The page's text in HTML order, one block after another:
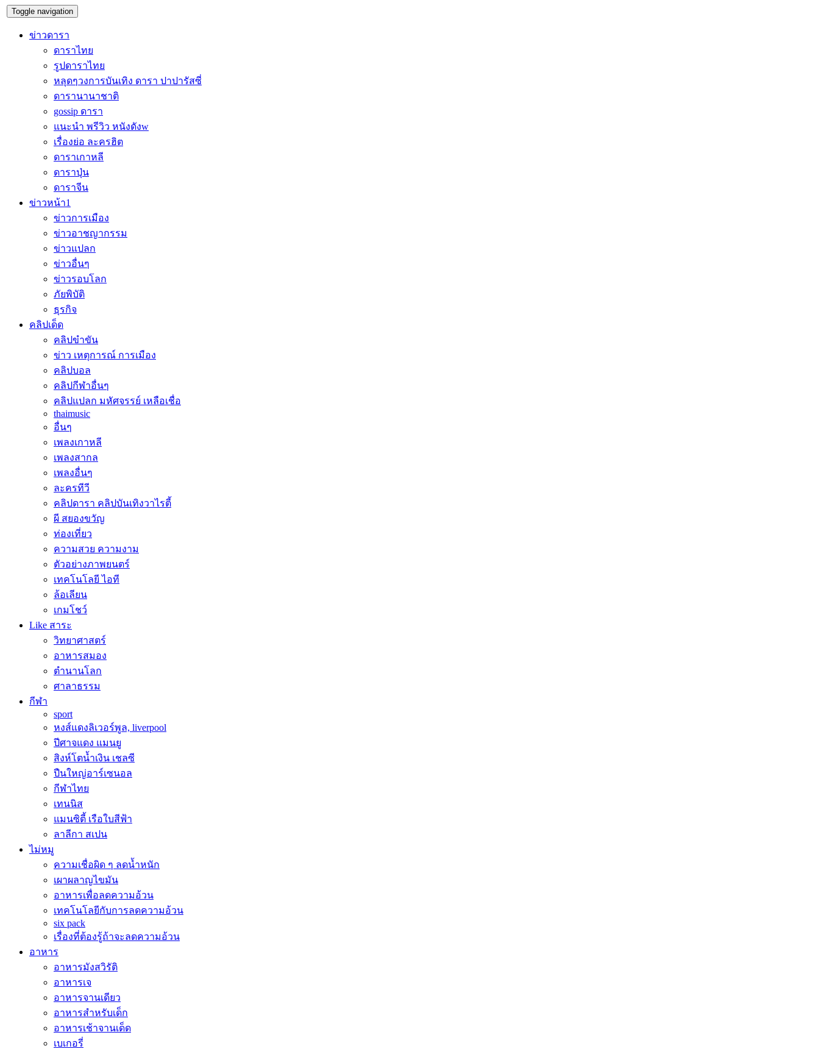
Toggle navigation
ข่าวดารา
ดาราไทย
รูปดาราไทย
หลุดๆวงการบันเทิง ดารา ปาปารัสซี่
ดารานานาชาติ
gossip ดารา
แนะนำ พรีวิว หนังดังw
เรื่องย่อ ละครฮิต
ดาราเกาหลี
ดาราปุ่น
ดาราจีน
ข่าวหน้า1
ข่าวการเมือง
ข่าวอาชญากรรม
ข่าวแปลก
ข่าวอื่นๆ
ข่าวรอบโลก
ภัยพิบัติ
ธุรกิจ
คลิปเด็ด
คลิปขำขัน
ข่าว เหตุการณ์ การเมือง
คลิปบอล
คลิปกีฬาอื่นๆ
คลิปแปลก มหัศจรรย์ เหลือเชื่อ
thaimusic
อื่นๆ
เพลงเกาหลี
เพลงสากล
เพลงอื่นๆ
ละครทีวี
คลิปดารา คลิปบันเทิงวาไรตี้
ผี สยองขวัญ
ท่องเที่ยว
ความสวย ความงาม
ตัวอย่างภาพยนตร์
เทคโนโลยี ไอที
ล้อเลียน
เกมโชว์
Like สาระ
วิทยาศาสตร์
อาหารสมอง
ตำนานโลก
ศาลาธรรม
กีฬา
sport
หงส์แดงลิเวอร์พูล, liverpool
ปีศาจแดง แมนยู
สิงห์โตน้ำเงิน เชลซี
ปืนใหญ่อาร์เซนอล
กีฬาไทย
เทนนิส
แมนซิตี้ เรือใบสีฟ้า
ลาลีกา สเปน
ไม่หมู
ความเชื่อผิด ๆ ลดน้ำหนัก
เผาผลาญไขมัน
อาหารเพื่อลดความอ้วน
เทคโนโลยีกับการลดความอ้วน
six pack
เรื่องที่ต้องรู้ถ้าจะลดความอ้วน
อาหาร
อาหารมังสวิรัติ
อาหารเจ
อาหารจานเดียว
อาหารสำหรับเด็ก
อาหารเช้าจานเด็ด
เบเกอรี่